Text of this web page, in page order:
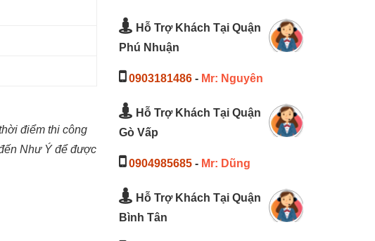
điểm thi công
Như Ý để được
Hỗ Trợ Khách Tại Quận
Phú Nhuận
0903181486- Mr: Nguyên
Hỗ Trợ Khách Tại Quận
Gò Vấp
0904985685- Mr: Dũng
Hỗ Trợ Khách Tại Quận
Bình Tân